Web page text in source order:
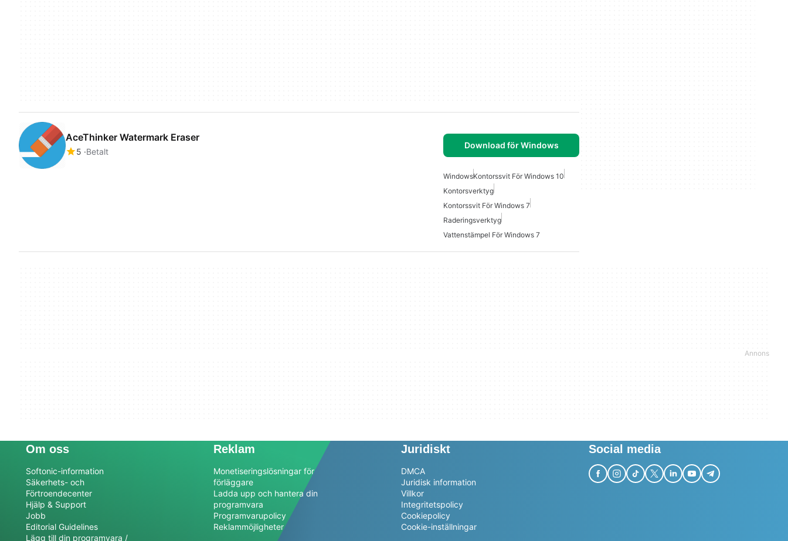
AceThinker Watermark Eraser
5 Betalt
Download för Windows
WindowsKontorssvit För Windows 10
Kontorsverktyg
Kontorssvit För Windows 7
Raderingsverktyg
Vattenstämpel För Windows 7
Om oss
Softonic-information
Säkerhets- och
Förtroendecenter
Hjälp & Support
Jobb
Editorial Guidelines
Lägg till din programvara /
Reklam
Monetiseringslösningar för
förläggare
Ladda upp och hantera din
programvara
Programvarupolicy
Reklammöjligheter
Juridiskt
DMCA
Juridisk information
Villkor
Integritetspolicy
Cookiepolicy
Cookie-inställningar
Social media